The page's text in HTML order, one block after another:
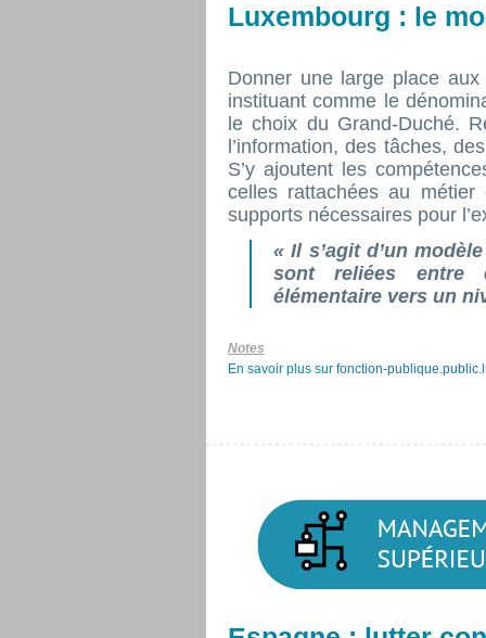
Luxembourg : le
Donner une large place
instituant comme le
le choix du Grand-Duché.
l’information, des tâches,
S’y ajoutent les
celles rattachées au
supports nécessaires pour
« Il s’agit d’un
sont reliées entre
élémentaire vers un
Notes
En savoir plus sur fonction-